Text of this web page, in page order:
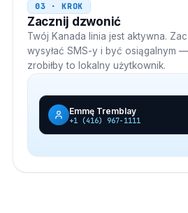
03 · KROK
Zacznij dzwonić
Twój Kanada linia jest aktywna.
wysyłać SMS-y i być osiągalnym
zrobiłby to lokalny użytkownik.
Emmę Tremblay
+1 (416) 967-1111